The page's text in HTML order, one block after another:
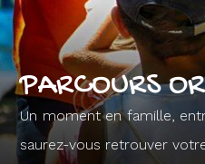
PARCOURS
Un moment en famille,
saurez-vous retrouver